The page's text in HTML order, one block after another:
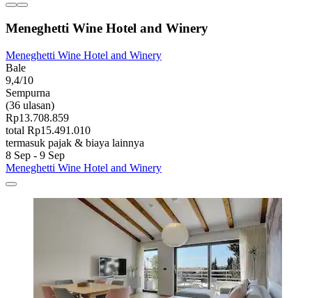
Meneghetti Wine Hotel and Winery
Meneghetti Wine Hotel and Winery
Bale
9,4/10
Sempurna
(36 ulasan)
Rp13.708.859
total Rp15.491.010
termasuk pajak & biaya lainnya
8 Sep - 9 Sep
Meneghetti Wine Hotel and Winery